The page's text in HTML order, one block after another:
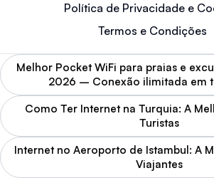
Política de Privacidade e
Termos e Condições
Melhor Pocket WiFi para praias e
2026 – Conexão ilimitada em
Como Ter Internet na Turquia: A
Turistas
Internet no Aeroporto de Istambul: A
Viajantes